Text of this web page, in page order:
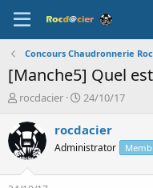
Concours Chaudronnerie
[Manche5] Quel
A
t
e
u
d
rocdacier
D
t
e
d
24/10/17
rocdacier
Administrator